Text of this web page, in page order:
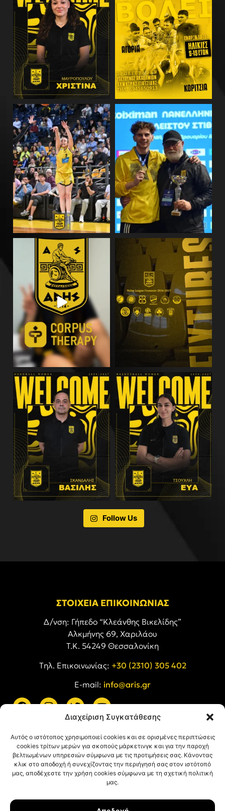
Διαχείριση Συγκατάθεσης
Αυτός ο ιστότοπος χρησιμοποιεί cookies και σε ορισμένες περιπτώσεις
cookies τρίτων μερών για σκοπούς μάρκετινγκ και για την παροχή
βελτιωμένων υπηρεσιών σύμφωνα με τις προτιμήσεις σας. Κάνοντας
κλικ στο αποδοχή ή συνεχίζοντας την περιήγησή σας στον ιστότοπό
μας, αποδέχεστε την χρήση cookies σύμφωνα με τη σχετική πολιτική
μας.
Follow Us
ΣΤΟΙΧΕΙΑ ΕΠΙΚΟΙΝΩΝΙΑΣ
Δ/νση: Γήπεδο “Κλεάνθης Βικελίδης”
Αλκμήνης 69, Χαριλάου
Τ.Κ. 54249 Θεσσαλονίκη
Tηλ. Επικοινωνίας: +30 (2310) 305 402
E-mail: info@aris.gr